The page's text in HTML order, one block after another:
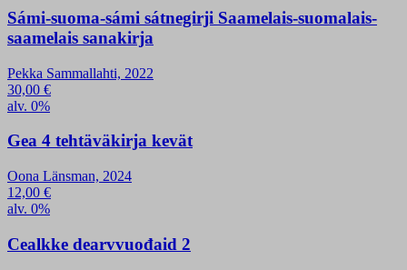
Sámi-suoma-sámi sátnegirji Saamelais-suomalais-
saamelais sanakirja
Pekka Sammallahti, 2022
30,00 €
alv. 0%
Gea 4 tehtäväkirja kevät
Oona Länsman, 2024
12,00 €
alv. 0%
Cealkke dearvvuođaid 2